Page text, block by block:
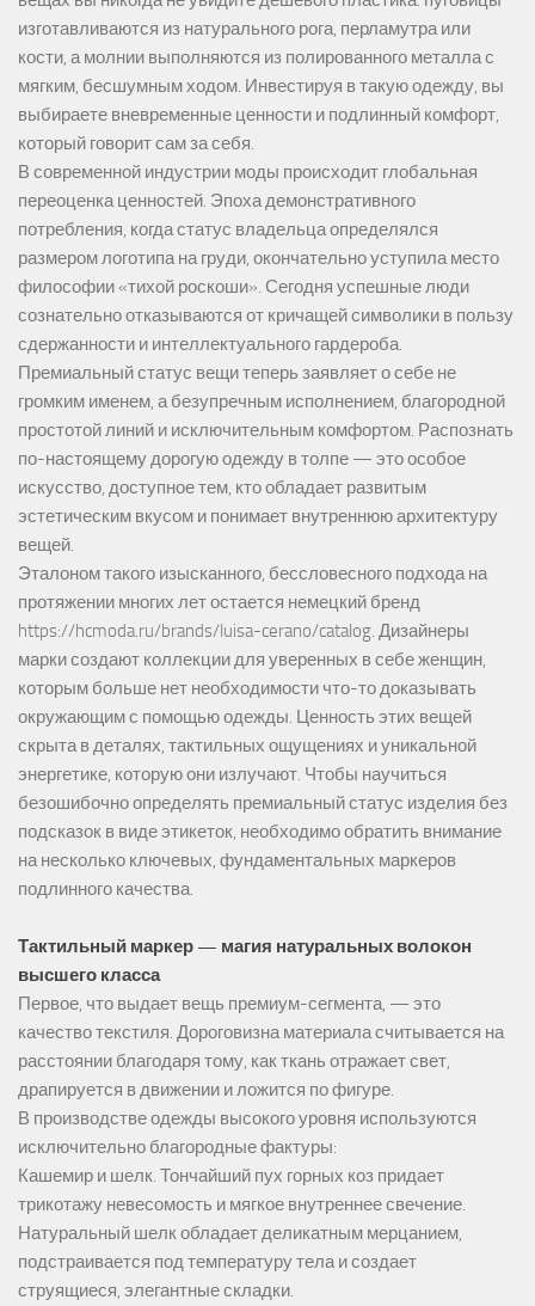
изготавливаются из натурального рога, перламутра или
кости, а молнии выполняются из полированного металла с
мягким, бесшумным ходом. Инвестируя в такую одежду, вы
выбираете вневременные ценности и подлинный комфорт,
который говорит сам за себя.
В современной индустрии моды происходит глобальная
переоценка ценностей. Эпоха демонстративного
потребления, когда статус владельца определялся
размером логотипа на груди, окончательно уступила место
философии «тихой роскоши». Сегодня успешные люди
сознательно отказываются от кричащей символики в пользу
сдержанности и интеллектуального гардероба.
Премиальный статус вещи теперь заявляет о себе не
громким именем, а безупречным исполнением, благородной
простотой линий и исключительным комфортом. Распознать
по-настоящему дорогую одежду в толпе — это особое
искусство, доступное тем, кто обладает развитым
эстетическим вкусом и понимает внутреннюю архитектуру
вещей.
Эталоном такого изысканного, бессловесного подхода на
протяжении многих лет остается немецкий бренд
https://hcmoda.ru/brands/luisa-cerano/catalog. Дизайнеры
марки создают коллекции для уверенных в себе женщин,
которым больше нет необходимости что-то доказывать
окружающим с помощью одежды. Ценность этих вещей
скрыта в деталях, тактильных ощущениях и уникальной
энергетике, которую они излучают. Чтобы научиться
безошибочно определять премиальный статус изделия без
подсказок в виде этикеток, необходимо обратить внимание
на несколько ключевых, фундаментальных маркеров
подлинного качества.
Тактильный маркер — магия натуральных волокон
высшего класса
Первое, что выдает вещь премиум-сегмента, — это
качество текстиля. Дороговизна материала считывается на
расстоянии благодаря тому, как ткань отражает свет,
драпируется в движении и ложится по фигуре.
В производстве одежды высокого уровня используются
исключительно благородные фактуры:
Кашемир и шелк. Тончайший пух горных коз придает
трикотажу невесомость и мягкое внутреннее свечение.
Натуральный шелк обладает деликатным мерцанием,
подстраивается под температуру тела и создает
струящиеся, элегантные складки.